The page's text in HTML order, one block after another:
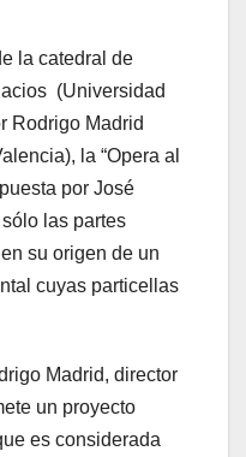
la catedral de
(Universidad
Rodrigo Madrid
la “Opera al
por José
las partes
su origen de un
cuyas particellas
Madrid, director
un proyecto
es considerada